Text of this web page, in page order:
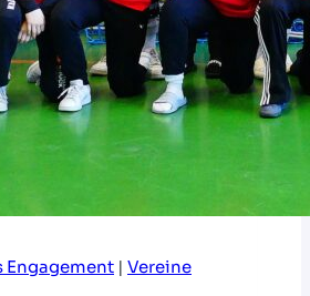
Engagement | Vereine